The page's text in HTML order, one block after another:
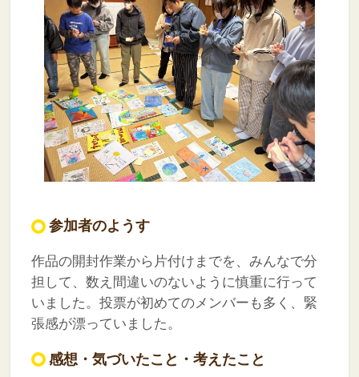
参加者のようす
作品の開封作業から片付けまでを、みんなで分
担して、数え間違いのないように慎重に行って
いました。投票が初めてのメンバーも多く、緊
張感が漂っていました。
感想・気づいたこと・考えたこと